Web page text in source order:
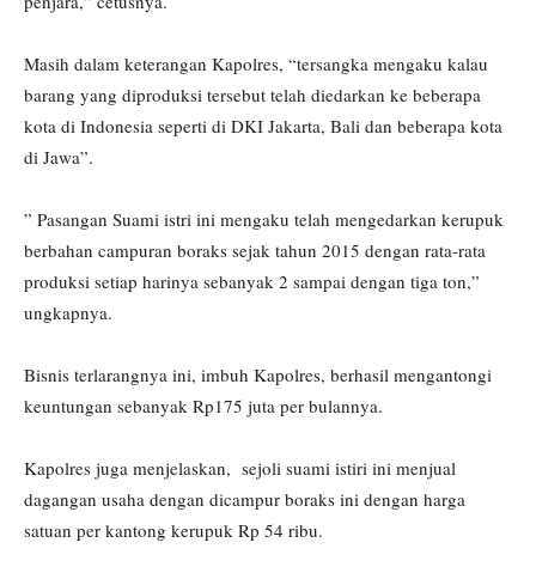
Masih dalam keterangan Kapolres, “tersangka mengaku kalau
barang yang diproduksi tersebut telah diedarkan ke beberapa
kota di Indonesia seperti di DKI Jakarta, Bali dan beberapa kota
di Jawa”.
” Pasangan Suami istri ini mengaku telah mengedarkan kerupuk
berbahan campuran boraks sejak tahun 2015 dengan rata-rata
produksi setiap harinya sebanyak 2 sampai dengan tiga ton,”
ungkapnya.
Bisnis terlarangnya ini, imbuh Kapolres, berhasil mengantongi
keuntungan sebanyak Rp175 juta per bulannya.
Kapolres juga menjelaskan, sejoli suami istiri ini menjual
dagangan usaha dengan dicampur boraks ini dengan harga
satuan per kantong kerupuk Rp 54 ribu.